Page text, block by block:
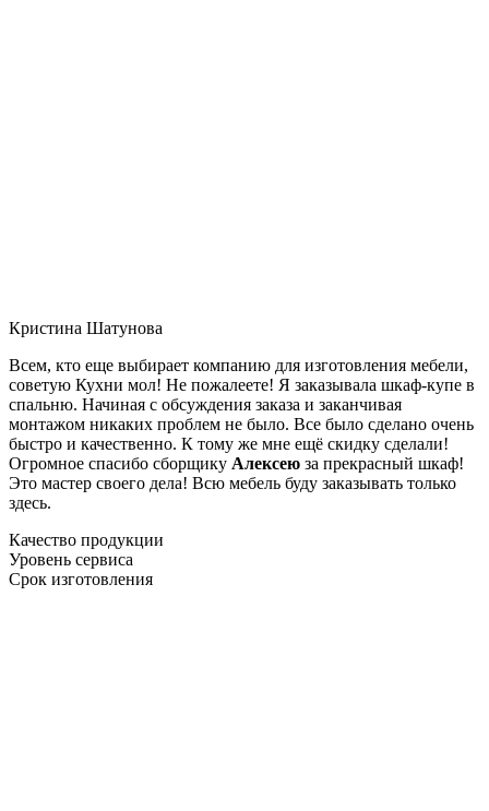
Кристина Шатунова
Всем, кто еще выбирает компанию для изготовления мебели,
советую Кухни мол! Не пожалеете! Я заказывала шкаф-купе в
спальню. Начиная с обсуждения заказа и заканчивая
монтажом никаких проблем не было. Все было сделано очень
быстро и качественно. К тому же мне ещё скидку сделали!
Огромное спасибо сборщику Алексею за прекрасный шкаф!
Это мастер своего дела! Всю мебель буду заказывать только
здесь.
Качество продукции
Уровень сервиса
Срок изготовления